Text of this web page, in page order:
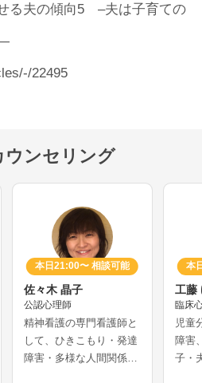
る夫の傾向5 –夫は子育ての
22495
ウンセリング
本日21:00〜 相談可能
佐々木 晶子
公認心理師
精神看護の専門看護師と
して、ひきこもり・発達
障害・多様な人間関係・
本
工藤
臨床
児童
障害
子・